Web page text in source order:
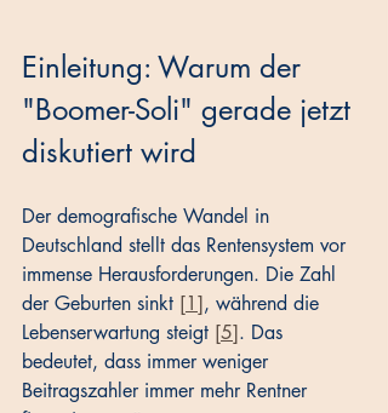
Einleitung: Warum der
"Boomer-Soli" gerade jetzt
diskutiert wird
Der demografische Wandel in
Deutschland stellt das Rentensystem vor
immense Herausforderungen. Die Zahl
der Geburten sinkt [1], während die
Lebenserwartung steigt [5]. Das
bedeutet, dass immer weniger
Beitragszahler immer mehr Rentner